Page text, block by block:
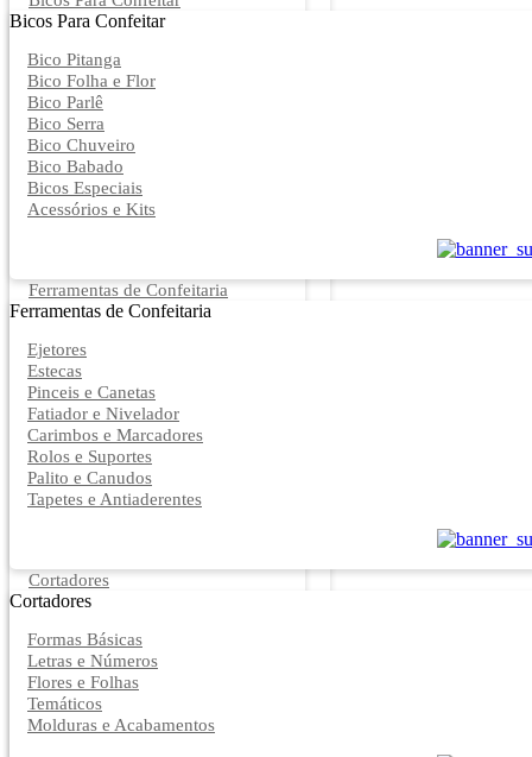
Bicos Para Confeitar
Bico Pitanga
Bico Folha e Flor
Bico Parlê
Bico Serra
Bico Chuveiro
Bico Babado
Bicos Especiais
Acessórios e Kits
Ferramentas de Confeitaria
Ferramentas de Confeitaria
Ejetores
Estecas
Pinceis e Canetas
Fatiador e Nivelador
Carimbos e Marcadores
Rolos e Suportes
Palito e Canudos
Tapetes e Antiaderentes
Cortadores
Cortadores
Formas Básicas
Letras e Números
Flores e Folhas
Temáticos
Molduras e Acabamentos